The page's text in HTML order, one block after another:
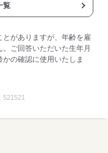
覧
がありますが、年齢を雇
ご回答いただいた生年月
の確認に使用いたしま
521521